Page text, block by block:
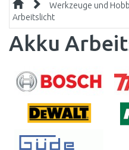
Werkzeuge und
Arbeitslicht
Akku